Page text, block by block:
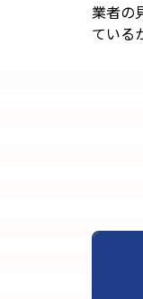
業者の
ている